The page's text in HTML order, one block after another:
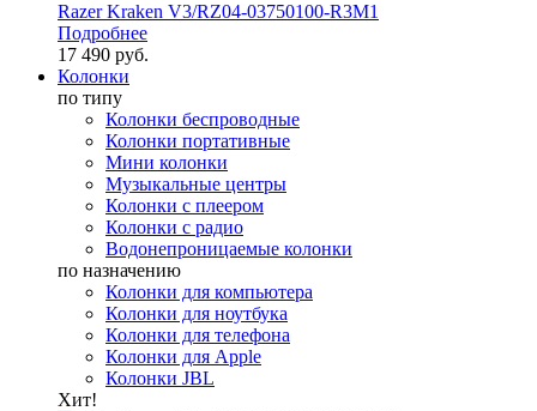
Razer Kraken V3/RZ04-03750100-R3M1
Подробнее
17 490 руб.
Колонки
по типу
Колонки беспроводные
Колонки портативные
Мини колонки
Музыкальные центры
Колонки с плеером
Колонки с радио
Водонепроницаемые колонки
по назначению
Колонки для компьютера
Колонки для ноутбука
Колонки для телефона
Колонки для Apple
Колонки JBL
Хит!